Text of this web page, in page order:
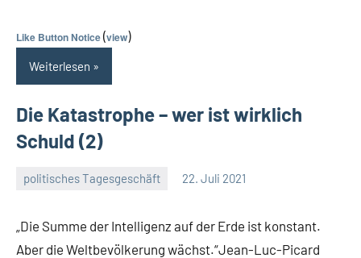
Like Button Notice(view)
Weiterlesen
Die Katastrophe – wer ist wirklich
Schuld (2)
politisches Tagesgeschäft 22. Juli 2021
Guetti
Ein
„Die Summe der Intelligenz auf der Erde ist konstant.
Aber die Weltbevölkerung wächst.“Jean-Luc-Picard